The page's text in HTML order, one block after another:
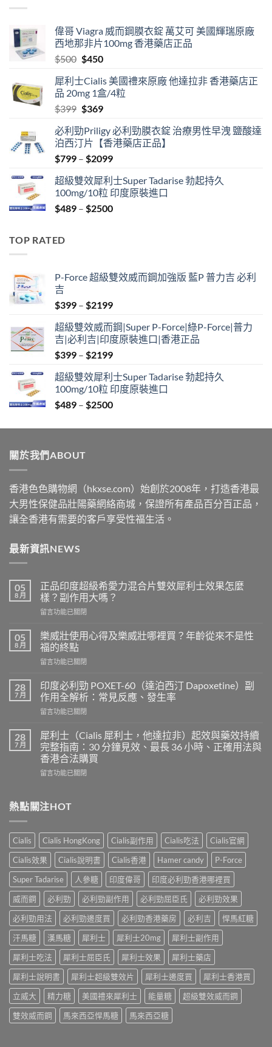
偉哥 Viagra 威而鋼膜衣錠 萬艾可 美國輝瑞原廠
西地那非片100mg 香港藥店正品
$500 Original
was:
$500.
$450Current
is:
$450.
犀利士Cialis 美國禮來原廠 他達拉非 香港藥店正
品 20mg 1盒/4粒
$399 Original
was:
$399.
$369Current
is:
$369.
必利勁Priligy 必利勁膜衣錠 治療男性早洩 鹽酸達
泊西汀片【香港藥店正品】
$799 – $2099Price
$799
through
$2099
超級雙效犀利士Super Tadarise 勃起持久
100mg/10粒 印度原裝進口
$489 – $2500Price
TOP RATED
P-Force 超級雙效威而鋼加強版 藍P 普力吉 必利
吉
$399 – $2199Price
$399
through
$2199
超級雙效威而鋼|Super P-Force|綠P-Force|普力
吉|必利吉|印度原裝進口|香港正品
$399 – $2199Price
$399
through
$2199
超級雙效犀利士Super Tadarise 勃起持久
100mg/10粒 印度原裝進口
$489 – $2500Price
$489
關於我們ABOUT
香港色色購物網（hkxse.com）始創於2008年，打造香港最
大男性保健品壯陽藥網絡商城，保證所有產品百分百正品，
讓全香港有需要的客戶享受性福生活。
最新資訊NEWS
05
8 月
正品印度超級希愛力混合片雙效犀利士效果怎麼
樣？副作用大嗎？
在
品
印
度
超
希
愛
力
混
片
雙
效
利
果
樣？
副
作
用
大
嗎？〉
留言功能已關閉
05
8 月
樂威壯使用心得及樂威壯哪裡買？年齡從來不是性
福的終點
在
威
壯
使
用
得
及
樂
威
壯
買？
從
來
不
是
性
福
終
點〉
中
留言功能已關閉
28
7 月
印度必利勁 POXET-60（達泊西汀 Dapoxetine）副
作用全解析：常見反應、發生率
在
度
必
利
勁
POXET-
西
副
作
用
全
解
析：
見
反
應、
生
率〉
中
留言功能已關閉
28
7 月
犀利士（Cialis 犀利士，他達拉非）起效與藥效持續
完整指南：30 分鐘見效、最長 36 小時、正確用法與
香港合法購買
在
士
（Cialis
利
士，
他
達
拉
非）
效
與
藥
持
續
完
整
指
南：
30
分
留言功能已關閉
熱點關注HOT
Cialis Cialis HongKong Cialis副作用 Cialis吃法
Cialis官網
Cialis效果
Cialis說明書 Cialis香港 Hamer candy
P-Force
Super Tadarise
人參糖 印度偉哥
印度必利勁香港哪裡買
威而鋼
必利勁 必利勁副作用 必利勁屈臣氏
必利勁效果
必利勁用法
必利勁邊度買 必利勁香港藥房 必利吉
悍馬紅糖
汗馬糖
漢馬糖 犀利士 犀利士20mg
犀利士副作用
犀利士吃法
犀利士屈臣氏 犀利士效果
犀利士藥店
犀利士說明書
犀利士超級雙效片 犀利士邊度買
犀利士香港買
立威大
精力糖 美國禮來犀利士 能量糖
超級雙效威而鋼
雙效威而鋼
馬來西亞悍馬糖 馬來西亞糖